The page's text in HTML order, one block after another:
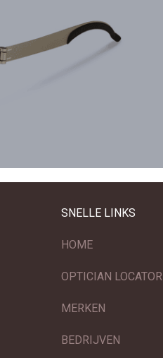
SNELLE LINKS
HOME
OPTICIAN LOCATOR
MERKEN
BEDRIJVEN